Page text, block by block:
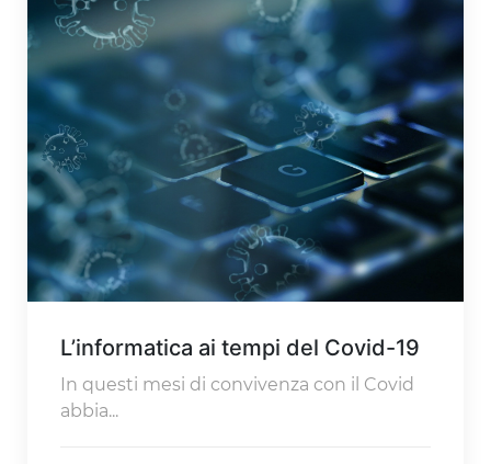
L’informatica ai tempi del Covid-19
In questi mesi di convivenza con il Covid
abbia...